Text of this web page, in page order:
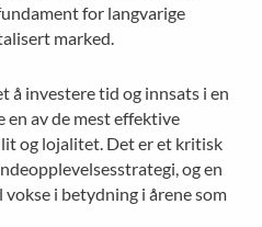
for langvarige
marked.
å investere tid og innsats i en
av de mest effektive
og lojalitet. Det er et kritisk
og en
i betydning i årene som